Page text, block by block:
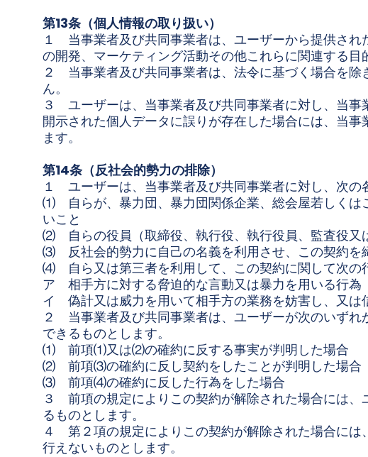
第13条（個人情報の取り扱い）
１ 当事業者及び共同事業者は、ユーザーから提供され
の開発、マーケティング活動その他これらに関連する目
２ 当事業者及び共同事業者は、法令に基づく場合を
ん。
３ ユーザーは、当事業者及び共同事業者に対し、当事
開示された個人データに誤りが存在した場合には、当
ます。
第14条（反社会的勢力の排除）
１ ユーザーは、当事業者及び共同事業者に対し、次の
⑴ 自らが、暴力団、暴力団関係企業、総会屋若しくは
いこと
⑵ 自らの役員（取締役、執行役、執行役員、監査役又
⑶ 反社会的勢力に自己の名義を利用させ、この契約を
⑷ 自ら又は第三者を利用して、この契約に関して次の
ア 相手方に対する脅迫的な言動又は暴力を用いる行為
イ 偽計又は威力を用いて相手方の業務を妨害し、又は
２ 当事業者及び共同事業者は、ユーザーが次のいず
できるものとします。
⑴ 前項⑴又は⑵の確約に反する事実が判明した場合
⑵ 前項⑶の確約に反し契約をしたことが判明した場合
⑶ 前項⑷の確約に反した行為をした場合
３ 前項の規定によりこの契約が解除された場合には、
るものとします。
４ 第２項の規定によりこの契約が解除された場合には
行えないものとします。